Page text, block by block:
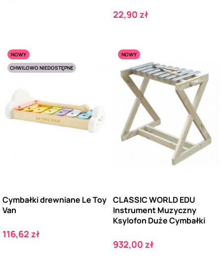
Cena
22,90 zł
NOWY
CHWILOWO NIEDOSTĘPNE
Cymbałki drewniane Le Toy
Van
Cena
116,62 zł
NOWY
CLASSIC WORLD EDU
Instrument Muzyczny
Ksylofon Duże Cymbałki
Cena
932,00 zł